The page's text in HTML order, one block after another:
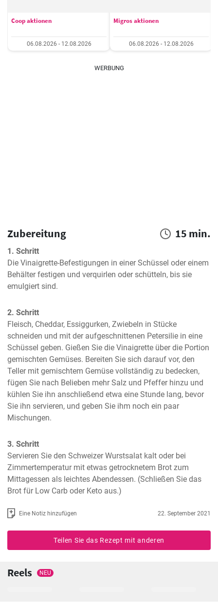
Coop aktionen
06.08.2026 - 12.08.2026
Migros aktionen
06.08.2026 - 12.08.2026
WERBUNG
Zubereitung 15 min.
1. Schritt
Die Vinaigrette-Befestigungen in einer Schüssel oder einem
Behälter festigen und verquirlen oder schütteln, bis sie
emulgiert sind.
2. Schritt
Fleisch, Cheddar, Essiggurken, Zwiebeln in Stücke
schneiden und mit der aufgeschnittenen Petersilie in eine
Schüssel geben. Gießen Sie die Vinaigrette über die Portion
gemischten Gemüses. Bereiten Sie sich darauf vor, den
Teller mit gemischtem Gemüse vollständig zu bedecken,
fügen Sie nach Belieben mehr Salz und Pfeffer hinzu und
kühlen Sie ihn anschließend etwa eine Stunde lang, bevor
Sie ihn servieren, und geben Sie ihm noch ein paar
Mischungen.
3. Schritt
Servieren Sie den Schweizer Wurstsalat kalt oder bei
Zimmertemperatur mit etwas getrocknetem Brot zum
Mittagessen als leichtes Abendessen. (Schließen Sie das
Brot für Low Carb oder Keto aus.)
Eine Notiz hinzufügen 22. September 2021
Teilen Sie das Rezept mit anderen
Reels NEU